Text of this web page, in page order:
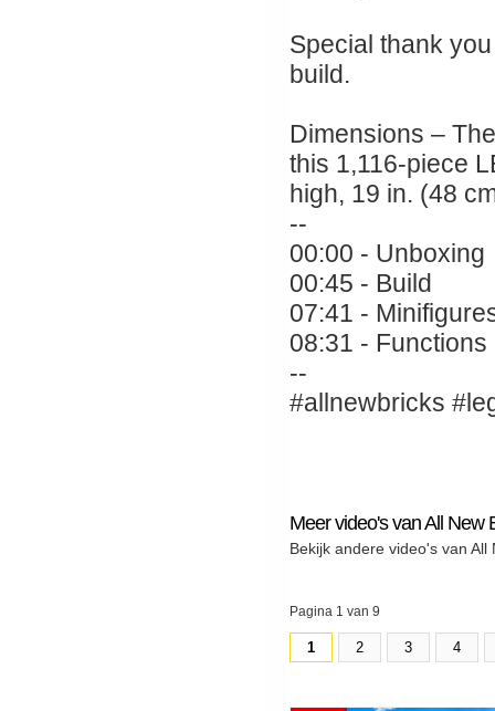
Special thank
build.
Dimensions –
this 1,116-piece
high, 19 in. (48
--
00:00 - Unboxing
00:45 - Build
07:41 -
08:31 - Functions
--
#allnewbricks
Meer video's van All New
Bekijk andere video's van All
Pagina 1 van 9
1 2 3 4